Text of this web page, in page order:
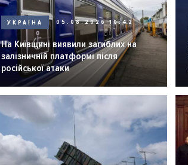
УКРАЇНА 05.08.2026 10:42
На Київщині виявили загиблих на
залізничній платформі після
російської атаки